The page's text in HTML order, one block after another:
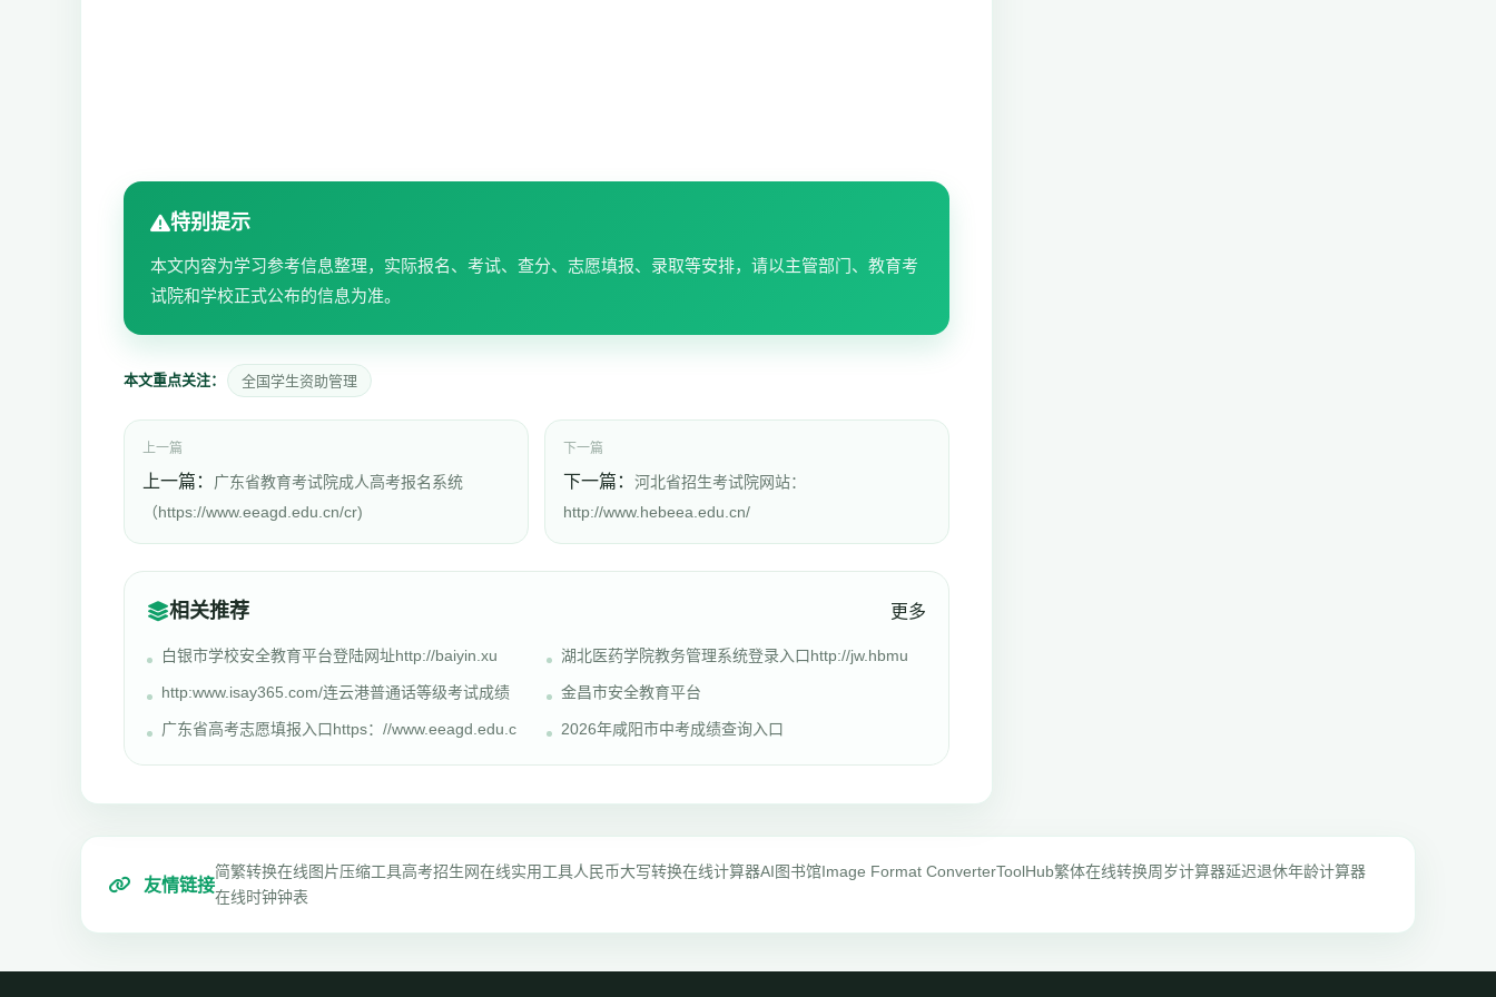
特别提示
本文内容为学习参考信息整理，实际报名、考试、查分、志愿填报、录取等安排，请以主管部门、教育考
试院和学校正式公布的信息为准。
本文重点关注： 全国学生资助管理
上一篇
上一篇： 广东省教育考试院成人高考报名系统
（https://www.eeagd.edu.cn/cr)
下一篇
下一篇： 河北省招生考试院网站：
http://www.hebeea.edu.cn/
相关推荐 更多
白银市学校安全教育平台登陆网址http://baiyin.xu 湖北医药学院教务管理系统登录入口http://jw.hbmu
http:www.isay365.com/连云港普通话等级考试成绩 金昌市安全教育平台
广东省高考志愿填报入口https：//www.eeagd.edu.c 2026年咸阳市中考成绩查询入口
友情链接
简繁转换在线图片压缩工具高考招生网在线实用工具人民币大写转换在线计算器AI图书馆Image Format ConverterToolHub繁体在线转换周岁计算器延迟退休年龄计算器
在线时钟钟表